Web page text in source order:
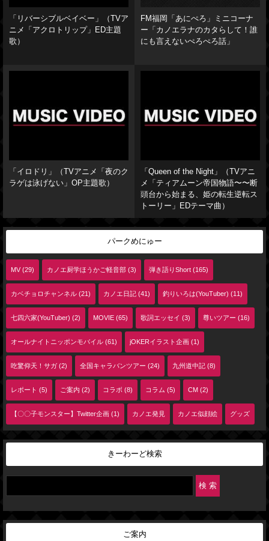
「リバーシブルベイベー」（TVア
ニメ「アクロトリップ」ED主題
歌）
FM福岡「あにぺろ」ミニコーナ
ー「カノエラナのカタらして！誰
にも言えないぺろぺろ話」
「イロドリ」（TVアニメ「夜のク
ラゲは泳げない」OP主題歌）
「Queen of the Night」（TVアニ
メ「ティアムーン帝国物語〜〜断
頭台から始まる、姫の転生逆転ス
トーリー」EDテーマ曲）
パークめにゅー
MV (29) カノエ厨学ほうかご軽音部 (3) 弾き語りShort (165)
カベチョロチャンネル (21) カノエ日記 (41) 釣りいろは(YouTuber) (11)
七四六家(YouTuber) (2) MOVIE (65) 歌詞エッセイ (3) 尊いツアー (16)
オールナイトニッポンモバイル (61) jOKERイラスト企画 (1)
吃驚仰天！サガ (2) 全国キャラバンツアー (24) 九州道中記 (8)
レポート (5) ご案内 (2) コラボ (8) コラム (5) CM (2)
【〇〇子モンスター】Twitter企画 (1) カノエ発見 カノエ似顔絵 グッズ
きーわーど検索
ご案内